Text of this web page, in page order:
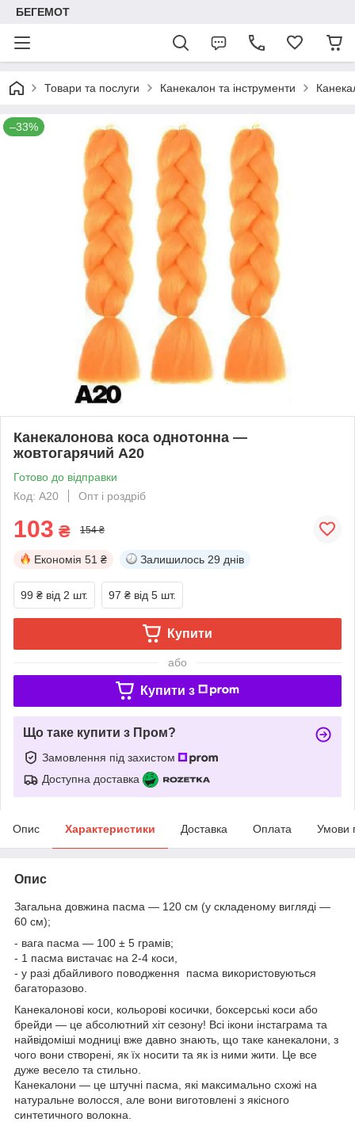
БЕГЕМОТ
Товари та послуги Канекалон та інструменти
–33%
Канекалонова коса однотонна —
жовтогарячий А20
Готово до відправки
Код: А20
Опт і роздріб
103 ₴ 154 ₴
Економія 51 ₴ Залишилось 29 днів
99 ₴ від 2 шт. 97 ₴ від 5 шт.
Купити
або
Купити з
Що таке купити з Пром?
Замовлення під захистом
Доступна доставка
Опис Характеристики Доставка Оплата Умови
Опис
Загальна довжина пасма — 120 см (у складеному вигляді —
60 см);
- вага пасма — 100 ± 5 грамів;
- 1 пасма вистачає на 2-4 коси,
- у разі дбайливого поводження пасма використовуються
багаторазово.
Канекалонові коси, кольорові косички, боксерські коси або
брейди — це абсолютний хіт сезону! Всі ікони інстаграма та
найвідоміші модниці вже давно знають, що таке канекалони, з
чого вони створені, як їх носити та як із ними жити. Це все
дуже весело та стильно.
Канекалони — це штучні пасма, які максимально схожі на
натуральне волосся, але вони виготовлені з якісного
синтетичного волокна.